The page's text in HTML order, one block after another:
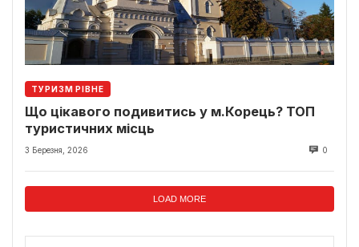
ТУРИЗМ РІВНЕ
Що цікавого подивитись у м.Корець? ТОП
туристичних місць
3 Березня, 2026 0
LOAD MORE